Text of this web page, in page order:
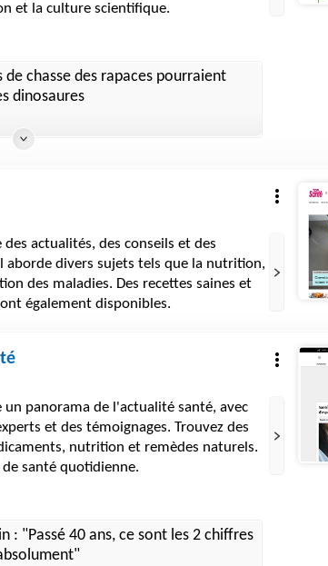
et la culture scientifique.
de chasse des rapaces pourraient
dinosaures
actualités, des conseils et des
aborde divers sujets tels que la nutrition,
des maladies. Des recettes saines et
également disponibles.
un panorama de l'actualité santé, avec
et des témoignages. Trouvez des
nutrition et remèdes naturels.
santé quotidienne.
: "Passé 40 ans, ce sont les 2 chiffres